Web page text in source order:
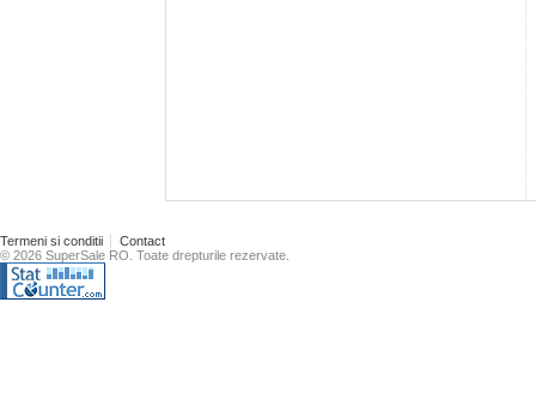
Termeni si conditii
Contact
© 2026 SuperSale RO. Toate drepturile rezervate.